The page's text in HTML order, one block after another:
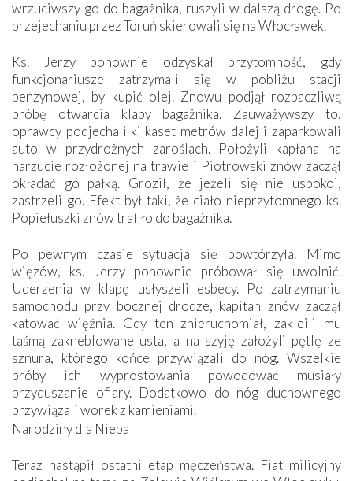
wrzuciwszy go do bagażnika, ruszyli w dalszą drogę. Po
przejechaniu przez Toruń skierowali się na Włocławek.
Ks. Jerzy ponownie odzyskał przytomność, gdy
funkcjonariusze zatrzymali się w pobliżu stacji
benzynowej, by kupić olej. Znowu podjął rozpaczliwą
próbę otwarcia klapy bagażnika. Zauważywszy to,
oprawcy podjechali kilkaset metrów dalej i zaparkowali
auto w przydrożnych zaroślach. Położyli kapłana na
narzucie rozłożonej na trawie i Piotrowski znów zaczął
okładać go pałką. Groził, że jeżeli się nie uspokoi,
zastrzeli go. Efekt był taki, że ciało nieprzytomnego ks.
Popiełuszki znów trafiło do bagażnika.
Po pewnym czasie sytuacja się powtórzyła. Mimo
więzów, ks. Jerzy ponownie próbował się uwolnić.
Uderzenia w klapę usłyszeli esbecy. Po zatrzymaniu
samochodu przy bocznej drodze, kapitan znów zaczął
katować więźnia. Gdy ten znieruchomiał, zakleili mu
taśmą zakneblowane usta, a na szyję założyli pętlę ze
sznura, którego końce przywiązali do nóg. Wszelkie
próby ich wyprostowania powodować musiały
przyduszanie ofiary. Dodatkowo do nóg duchownego
przywiązali worek z kamieniami.
Narodziny dla Nieba
Teraz nastąpił ostatni etap męczeństwa. Fiat milicyjny